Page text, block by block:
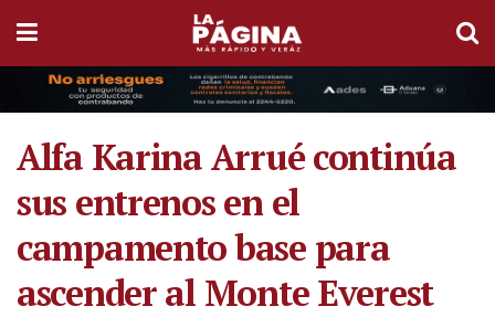
Alfa Karina Arrué continúa
sus entrenos en el
campamento base para
ascender al Monte Everest